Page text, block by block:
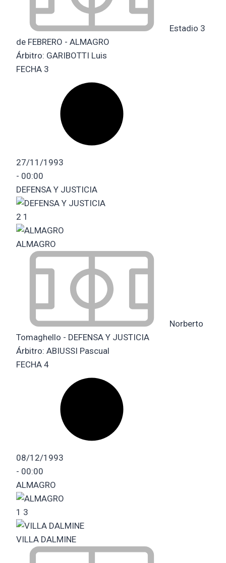
Estadio 3
de FEBRERO - ALMAGRO
Árbitro: GARIBOTTI Luis
FECHA 3
27/11/1993
- 00:00
DEFENSA Y JUSTICIA
2 1
ALMAGRO
Norberto
Tomaghello - DEFENSA Y JUSTICIA
Árbitro: ABIUSSI Pascual
FECHA 4
08/12/1993
- 00:00
ALMAGRO
1 3
VILLA DALMINE